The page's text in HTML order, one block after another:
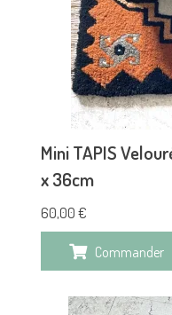
Mini TAPIS
x 36cm
60,00 €
Commander